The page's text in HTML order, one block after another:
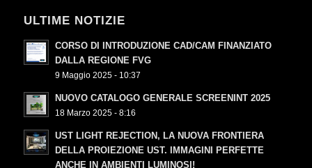
ULTIME NOTIZIE
CORSO DI INTRODUZIONE CAD/CAM FINANZIATO
DALLA REGIONE FVG
9 Maggio 2025 - 10:37
NUOVO CATALOGO GENERALE SCREENINT 2025
18 Marzo 2025 - 8:16
UST LIGHT REJECTION, LA NUOVA FRONTIERA
DELLA PROIEZIONE UST. IMMAGINI PERFETTE
ANCHE IN AMBIENTI LUMINOSI!